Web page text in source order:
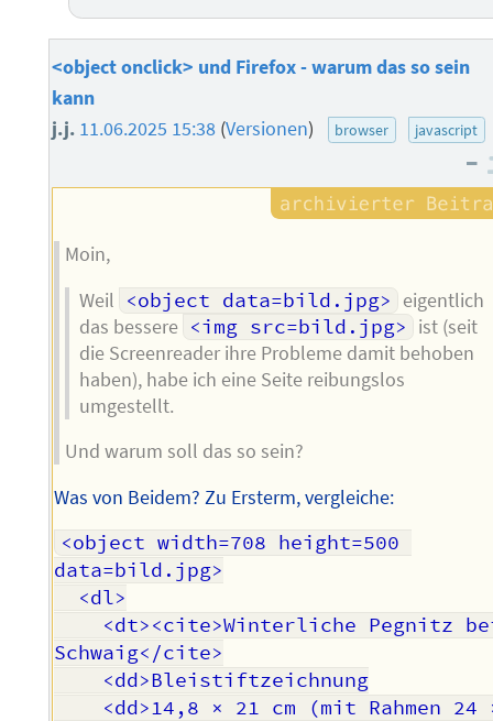
<object onclick> und Firefox - warum das so sein
kann
j.j. 11.06.2025 15:38 (Versionen) browser javascript
–
Moin,
Weil <object data=bild.jpg> eigentlich
das bessere <img src=bild.jpg> ist (seit
die Screenreader ihre Probleme damit behoben
haben), habe ich eine Seite reibungslos
umgestellt.
Und warum soll das so sein?
Was von Beidem? Zu Ersterm, vergleiche:
<object width=708 height=500
data=bild.jpg>
Schwaig</cite>